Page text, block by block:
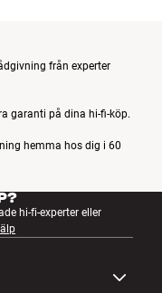
från experter
garanti på dina hi-fi-köp.
hemma hos dig i 60
hi-fi-experter eller